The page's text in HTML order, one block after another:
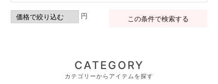
円 この条件で検索する
CATEGORY
カテゴリーからアイテムを探す